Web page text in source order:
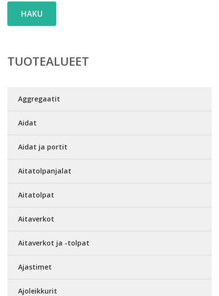
HAKU
TUOTEALUEET
Aggregaatit
Aidat
Aidat ja portit
Aitatolpanjalat
Aitatolpat
Aitaverkot
Aitaverkot ja -tolpat
Ajastimet
Ajoleikkurit